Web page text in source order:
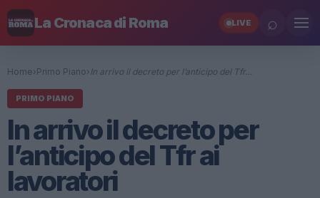
La Cronaca di Roma LIVE ⌕
Home› Primo Piano› In arrivo il decreto per l’anticipo del Tfr…
PRIMO PIANO
In arrivo il decreto per
l’anticipo del Tfr ai
lavoratori